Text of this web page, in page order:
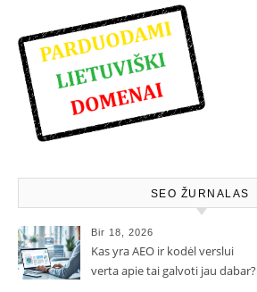
SEO ŽURNALAS
Bir 18, 2026
Kas yra AEO ir kodėl verslui
verta apie tai galvoti jau dabar?